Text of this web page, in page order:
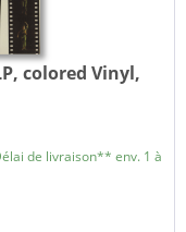
colored Vinyl,
de livraison** env. 1 à